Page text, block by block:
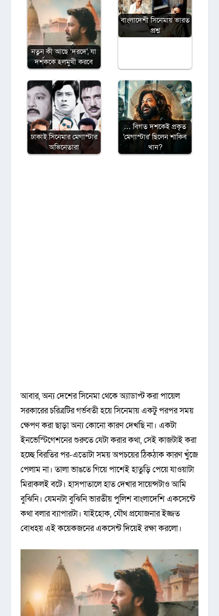
নতুন কী আছে ‘দরদে', যা
দর্শককে হলমুখী করবে
বাংলাদেশী সিনেমায় ভারত
প্রশ্ন
ঢাকাই সিনেমার মেগাস্টার
অভিনেতারা
… বিগত দশকেই প্রকৃত
'মেগাস্টার' ছিলেন শাকিব
খান?
আবার, অন্য দেশের সিনেমা থেকে অ্যাডাপ্ট করা পায়েল
সরকারের চরিত্রটির গর্ভবতী হয়ে সিনেমায় একটু পরপর সময়
ক্ষেপণ করা ছাড়া অন্য কোনো কারণ দেখছি না। একটা
ইনভেস্টিগেশনের শুরুতে যেটা করার কথা, সেই কাজটাই করা
হচ্ছে বিরতির পর-এতোটা সময় অপচয়ের ঠিকঠাক কারণ খুঁজে
পেলাম না। তালা ভাঙতে গিয়ে পাশেই হাতুড়ি পেয়ে যাওয়াটা
মিরাকলই বটে। হাসপাতালে হাত দেখার সায়েন্সটাও আমি
বুঝিনি। যেমনটা বুঝিনি ভারতীয় পুলিশ বাংলাদেশি একসেন্টে
কথা বলার ব্যাপারটা। যাইহোক, যৌথ প্রযোজনার ইজ্জত
বোধহয় এই কয়েকজনের একসেন্ট দিয়েই রক্ষা করলো।